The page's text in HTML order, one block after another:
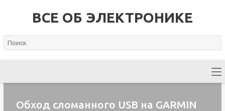
ВСЕ ОБ ЭЛЕКТРОНИКЕ
Обход сломанного USB на GARMIN